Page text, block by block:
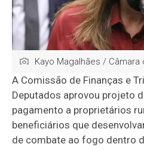
Kayo Magalhães /
A Comissão de Finanças e
Deputados aprovou projeto
pagamento a proprietários
beneficiários que
de combate ao fogo dentro